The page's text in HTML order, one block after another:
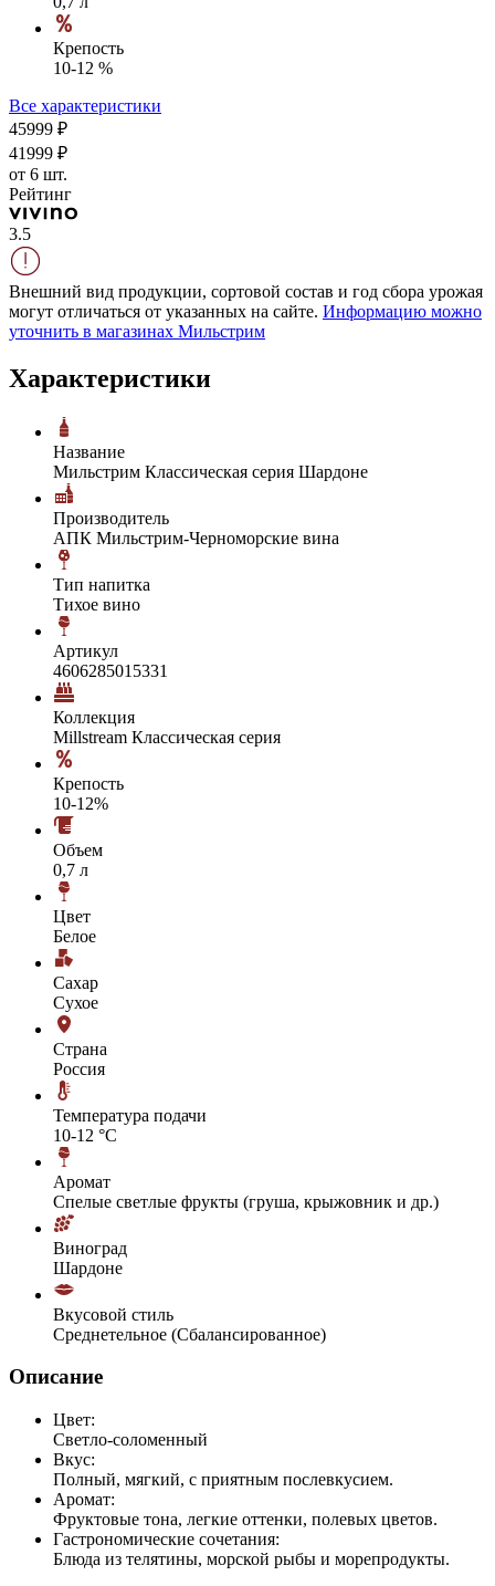
Крепость
10-12 %
Все характеристики
45999 ₽
41999 ₽
от 6 шт.
Рейтинг
3.5
Внешний вид продукции, сортовой состав и год сбора урожая
могут отличаться от указанных на сайте. Информацию можно
уточнить в магазинах Мильстрим
Характеристики
Название
Мильстрим Классическая серия Шардоне
Производитель
АПК Мильстрим-Черноморские вина
Тип напитка
Тихое вино
Артикул
4606285015331
Коллекция
Millstream Классическая серия
Крепость
10-12%
Объем
0,7 л
Цвет
Белое
Сахар
Сухое
Страна
Россия
Температура подачи
10-12 °С
Аромат
Спелые светлые фрукты (груша, крыжовник и др.)
Виноград
Шардоне
Вкусовой стиль
Среднетельное (Сбалансированное)
Описание
Цвет:
Светло-соломенный
Вкус:
Полный, мягкий, с приятным послевкусием.
Аромат:
Фруктовые тона, легкие оттенки, полевых цветов.
Гастрономические сочетания:
Блюда из телятины, морской рыбы и морепродукты.